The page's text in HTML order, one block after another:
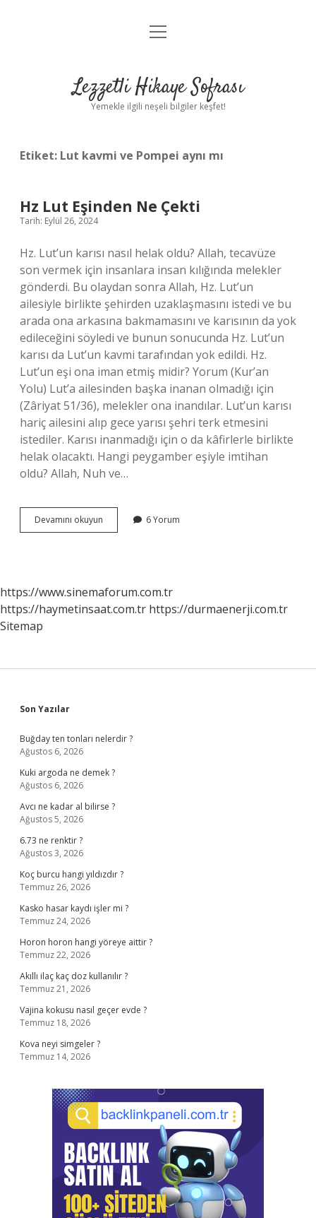
Anasayfa
Yasal Uyarı
menüyü
Lezzetli Hikaye Sofrası
Yemekle ilgili neşeli bilgiler keşfet!
Etiket: Lut kavmi ve Pompei aynı mı
Hz Lut Eşinden Ne Çekti
Tarih: Eylül 26, 2024
Hz. Lut’un karısı nasıl helak oldu? Allah, tecavüze
son vermek için insanlara insan kılığında melekler
gönderdi. Bu olaydan sonra Allah, Hz. Lut’un
ailesiyle birlikte şehirden uzaklaşmasını istedi ve bu
arada ona arkasına bakmamasını ve karısının da yok
edileceğini söyledi ve bunun sonucunda Hz. Lut’un
karısı da Lut’un kavmi tarafından yok edildi. Hz.
Lut’un eşi ona iman etmiş midir? Yorum (Kur’an
Yolu) Lut’a ailesinden başka inanan olmadığı için
(Zâriyat 51/36), melekler ona inandılar. Lut’un karısı
hariç ailesini alıp gece yarısı şehri terk etmesini
istediler. Karısı inanmadığı için o da kâfirlerle birlikte
helak olacaktı. Hangi peygamber eşiyle imtihan
oldu? Allah, Nuh ve…
Devamını okuyun
Lut
6 Yorum
https://www.sinemaforum.com.tr
https://haymetinsaat.com.tr https://durmaenerji.com.tr
Sitemap
Sidebar
Son Yazılar
Buğday ten tonları nelerdir ?
Ağustos 6, 2026
Kuki argoda ne demek ?
Ağustos 6, 2026
Avcı ne kadar al bilirse ?
Ağustos 5, 2026
6.73 ne renktir ?
Ağustos 3, 2026
Koç burcu hangi yıldızdır ?
Temmuz 26, 2026
Kasko hasar kaydı işler mi ?
Temmuz 24, 2026
Horon horon hangi yöreye aittir ?
Temmuz 22, 2026
Akıllı ilaç kaç doz kullanılır ?
Temmuz 21, 2026
Vajina kokusu nasıl geçer evde ?
Temmuz 18, 2026
Kova neyi simgeler ?
Temmuz 14, 2026